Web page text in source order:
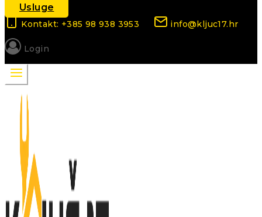
Usluge
Kontakt: +385 98 938 3953 info@kljuc17.hr
Login